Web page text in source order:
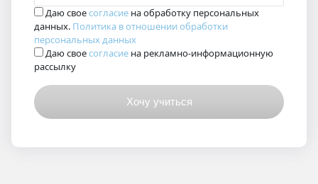
Даю своесогласие на обработку персональных
данных. Политика в отношении обработки
персональных данных
Даю своесогласие на рекламно-информационную
рассылку